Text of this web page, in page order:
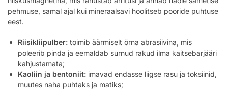
pehmuse, samal ajal kui mineraalsavi hoolitseb pooride puhtuse
eest.
Riisikliipulber: toimib äärmiselt õrna abrasiivina, mis
poleerib pinda ja eemaldab surnud rakud ilma kaitsebarjääri
kahjustamata;
Kaoliin ja bentoniit: imavad endasse liigse rasu ja toksiinid,
muutes naha puhtaks ja matiks;